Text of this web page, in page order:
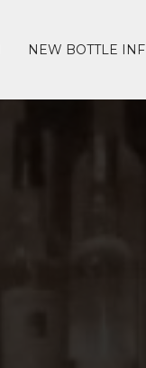
NEW BOTTLE INF